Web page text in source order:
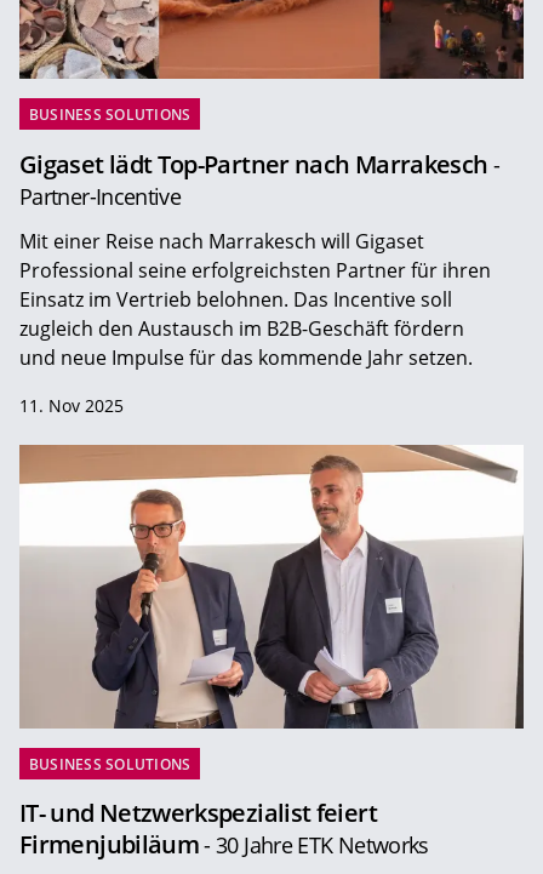
BUSINESS SOLUTIONS
Gigaset lädt Top-Partner nach Marrakesch -
Partner-Incentive
Mit einer Reise nach Marrakesch will Gigaset
Professional seine erfolgreichsten Partner für ihren
Einsatz im Vertrieb belohnen. Das Incentive soll
zugleich den Austausch im B2B-Geschäft fördern
und neue Impulse für das kommende Jahr setzen.
11. Nov 2025
BUSINESS SOLUTIONS
IT- und Netzwerkspezialist feiert
Firmenjubiläum- 30 Jahre ETK Networks